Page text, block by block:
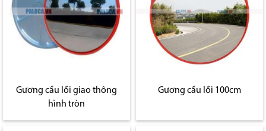
Gương cầu lồi giao thông
hình tròn
Gương cầu lồi 100cm